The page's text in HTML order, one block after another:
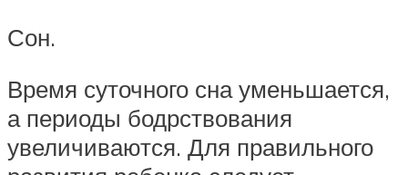
Сон.
Время суточного сна уменьшается,
а периоды бодрствования
увеличиваются. Для правильного